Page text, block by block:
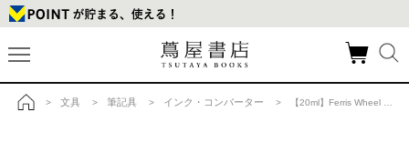
> 文具 > 筆記具 > インク・コンバーター > 【20ml】Ferris Wheel Press Oinking Embers フェリス インクの商品詳細